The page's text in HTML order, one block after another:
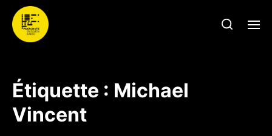
Étiquette : Michael
Vincent